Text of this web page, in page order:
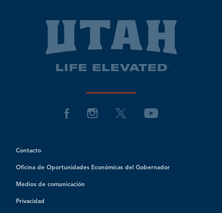
Contacto
Oficina de Oportunidades Económicas del Gobernador
Medios de comunicación
Privacidad